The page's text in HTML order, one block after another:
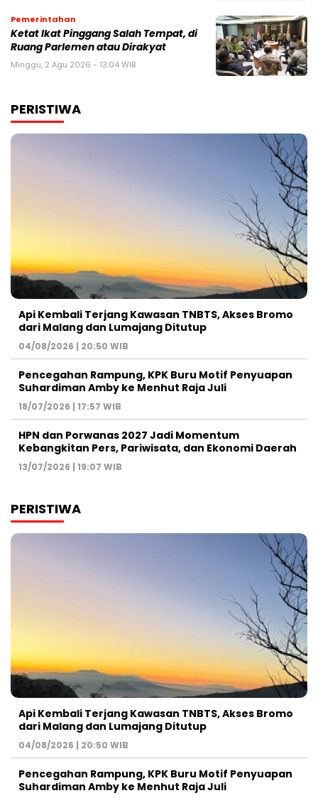
Pemerintahan
Ketat Ikat Pinggang Salah Tempat, di
Ruang Parlemen atau Dirakyat
Minggu, 2 Agu 2026 - 13:04 WIB
PERISTIWA
Api Kembali Terjang Kawasan TNBTS, Akses Bromo
dari Malang dan Lumajang Ditutup
04/08/2026 | 20:50 WIB
Pencegahan Rampung, KPK Buru Motif Penyuapan
Suhardiman Amby ke Menhut Raja Juli
18/07/2026 | 17:57 WIB
HPN dan Porwanas 2027 Jadi Momentum
Kebangkitan Pers, Pariwisata, dan Ekonomi Daerah
13/07/2026 | 19:07 WIB
PERISTIWA
Api Kembali Terjang Kawasan TNBTS, Akses Bromo
dari Malang dan Lumajang Ditutup
04/08/2026 | 20:50 WIB
Pencegahan Rampung, KPK Buru Motif Penyuapan
Suhardiman Amby ke Menhut Raja Juli